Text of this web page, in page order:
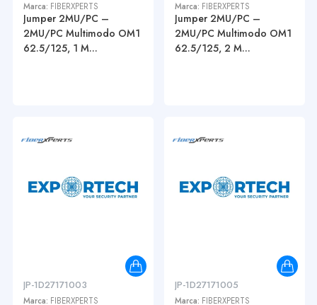
Marca: FIBERXPERTS
Jumper 2MU/PC –
2MU/PC Multimodo OM1
62.5/125, 1 M...
Marca: FIBERXPERTS
Jumper 2MU/PC –
2MU/PC Multimodo OM1
62.5/125, 2 M...
JP-1D27171003
Marca: FIBERXPERTS
JP-1D27171005
Marca: FIBERXPERTS